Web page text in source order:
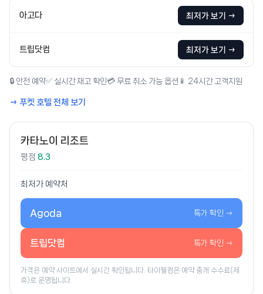
아고다 최저가 보기 →
트립닷컴 최저가 보기 →
🔒 안전 예약✅ 실시간 재고 확인 💳 무료 취소 가능 옵션 📱 24시간 고객지원
→ 푸켓 호텔 전체 보기
카타노이 리조트
평점 8.3
최저가 예약처
Agoda 특가 확인 →
트립닷컴 특가 확인 →
가격은 예약 사이트에서 실시간 확인됩니다. 타이웰컴은 예약 중개 수수료(제
휴)로 운영됩니다.